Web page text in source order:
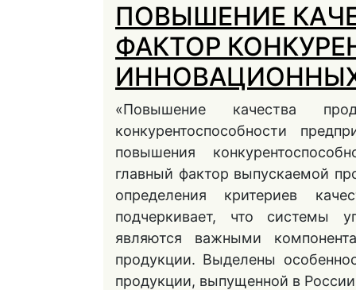
ПОВЫШЕНИЕ
ФАКТОР
«Повышение качества
конкурентоспособности
повышения
главный фактор выпускаемой
определения критериев
подчеркивает, что системы
являются важными
продукции. Выделены
продукции, выпущенной в